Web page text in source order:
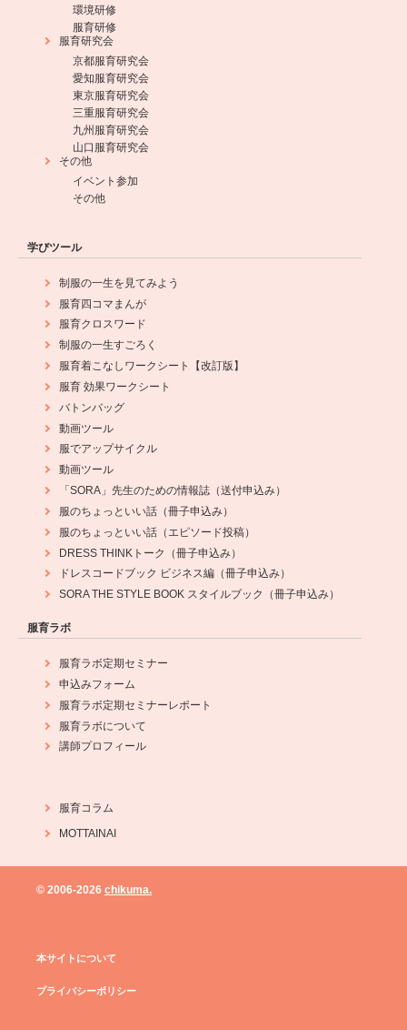
環境研修
服育研修
服育研究会
京都服育研究会
愛知服育研究会
東京服育研究会
三重服育研究会
九州服育研究会
山口服育研究会
その他
イベント参加
その他
学びツール
制服の一生を見てみよう
服育四コマまんが
服育クロスワード
制服の一生すごろく
服育着こなしワークシート【改訂版】
服育 効果ワークシート
バトンバッグ
動画ツール
服でアップサイクル
動画ツール
「SORA」先生のための情報誌（送付申込み）
服のちょっといい話（冊子申込み）
服のちょっといい話（エピソード投稿）
DRESS THINKトーク（冊子申込み）
ドレスコードブック ビジネス編（冊子申込み）
SORA THE STYLE BOOK スタイルブック（冊子申込み）
服育ラボ
服育ラボ定期セミナー
申込みフォーム
服育ラボ定期セミナーレポート
服育ラボについて
講師プロフィール
服育コラム
MOTTAINAI
© 2006-2026 chikuma.
本サイトについて
プライバシーポリシー